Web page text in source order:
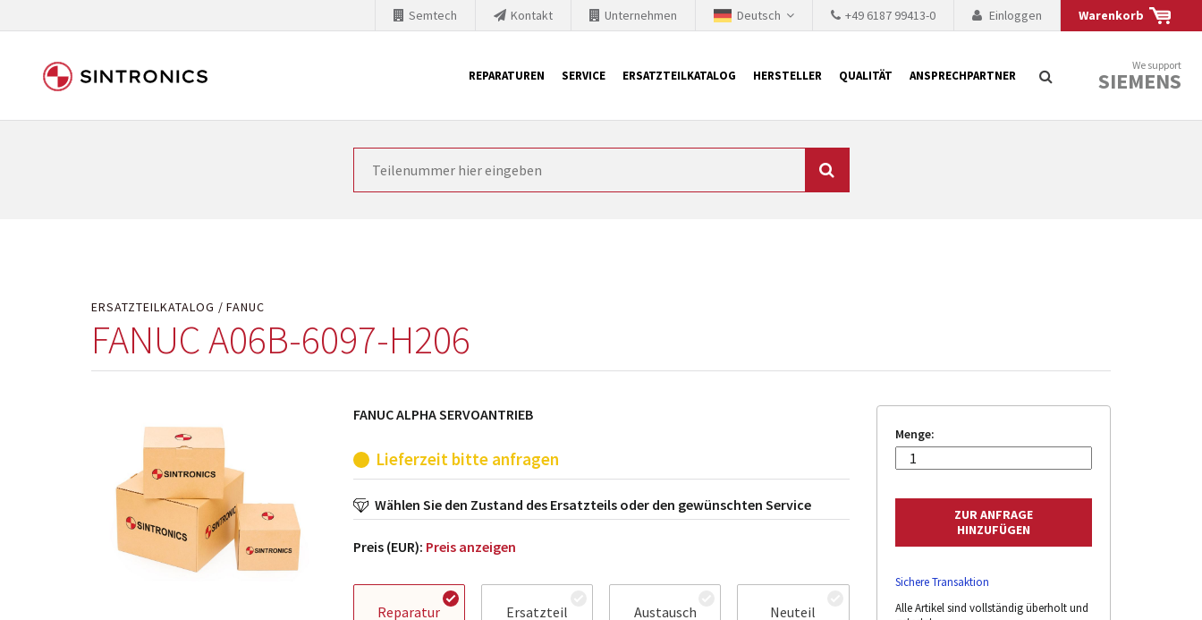
Warenkorb
Einloggen
+49 6187 99413-0
Deutsch
Unternehmen
Kontakt
Semtech
REPARATUREN SERVICE ERSATZTEILKATALOG HERSTELLER QUALITÄT ANSPRECHPARTNER
We support
SIEMENS
Unsere Zusammenarbeit mit Siemens
ERSATZTEILKATALOG FANUC
FANUC A06B-6097-H206
FANUC ALPHA SERVOANTRIEB
Lieferzeit bitte anfragen
Wählen Sie den Zustand des Ersatzteils oder den gewünschten Service
Preis (EUR): Preis anzeigen
Reparatur Ersatzteil Austausch Neuteil
Menge:
Sichere Transaktion
Alle Artikel sind vollständig überholt und